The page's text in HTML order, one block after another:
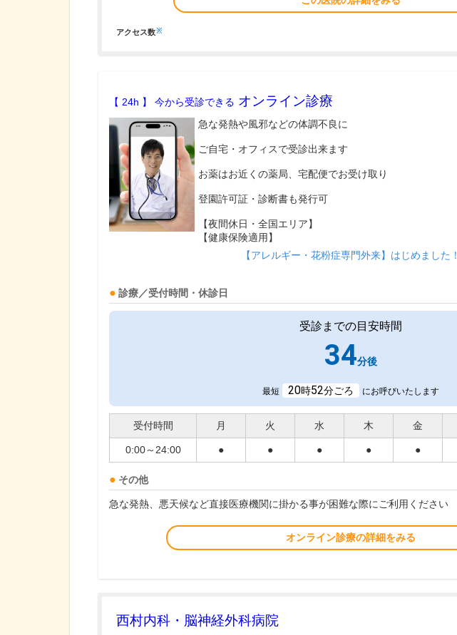
アクセス数※
【 24h 】 今から受診できる オンライン診療
急な発熱や風邪などの体調不良に
ご自宅・オフィスで受診出来ます
お薬はお近くの薬局、宅配便でお受け取り
登園許可証・診断書も発行可
【夜間休日・全国エリア】
【健康保険適用】
【アレルギー・花粉症専門外来】はじめました！
診療／受付時間・休診日
受診までの目安時間
34分後
最短 20時52分ごろ にお呼びいたします
受付時間 月 火 水 木 金
0:00～24:00 ● ● ● ● ●
その他
急な発熱、悪天候など直接医療機関に掛かる事が困難な際にご利用ください
オンライン診療の詳細をみる
西村内科・脳神経外科病院